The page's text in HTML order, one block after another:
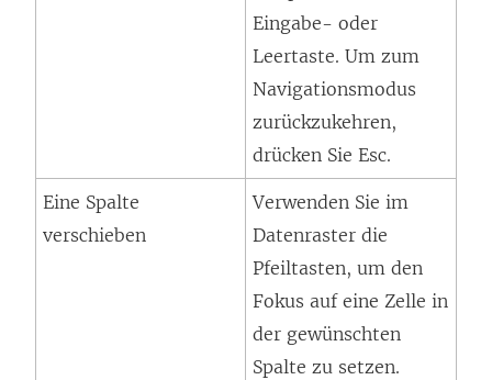
Eingabe- oder
Leertaste. Um zum
Navigationsmodus
zurückzukehren,
drücken Sie Esc.
Eine Spalte
verschieben
Verwenden Sie im
Datenraster die
Pfeiltasten, um den
Fokus auf eine Zelle in
der gewünschten
Spalte zu setzen.